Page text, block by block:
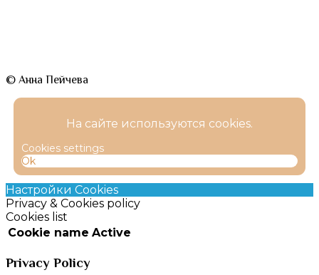
© Анна Пейчева
На сайте используются cookies.
Cookies settings
Ok
Настройки Cookies
Privacy & Cookies policy
Cookies list
Cookie name Active
Privacy Policy